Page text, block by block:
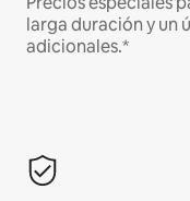
larga duración y un
adicionales.*